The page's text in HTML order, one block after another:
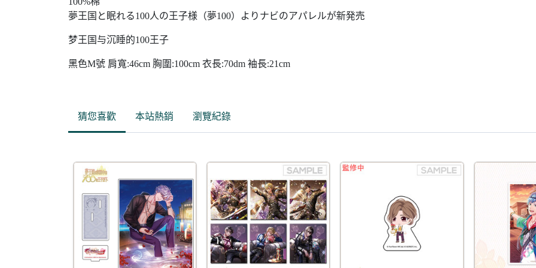
夢王国と眠れる100人の王子様（夢100）よりナビのアパレルが新発売
梦王国与沉睡的100王子
黑色M號 肩寬:46cm 胸圍:100cm 衣長:70dm 袖長:21cm
猜您喜歡 本站熱銷 瀏覽紀錄